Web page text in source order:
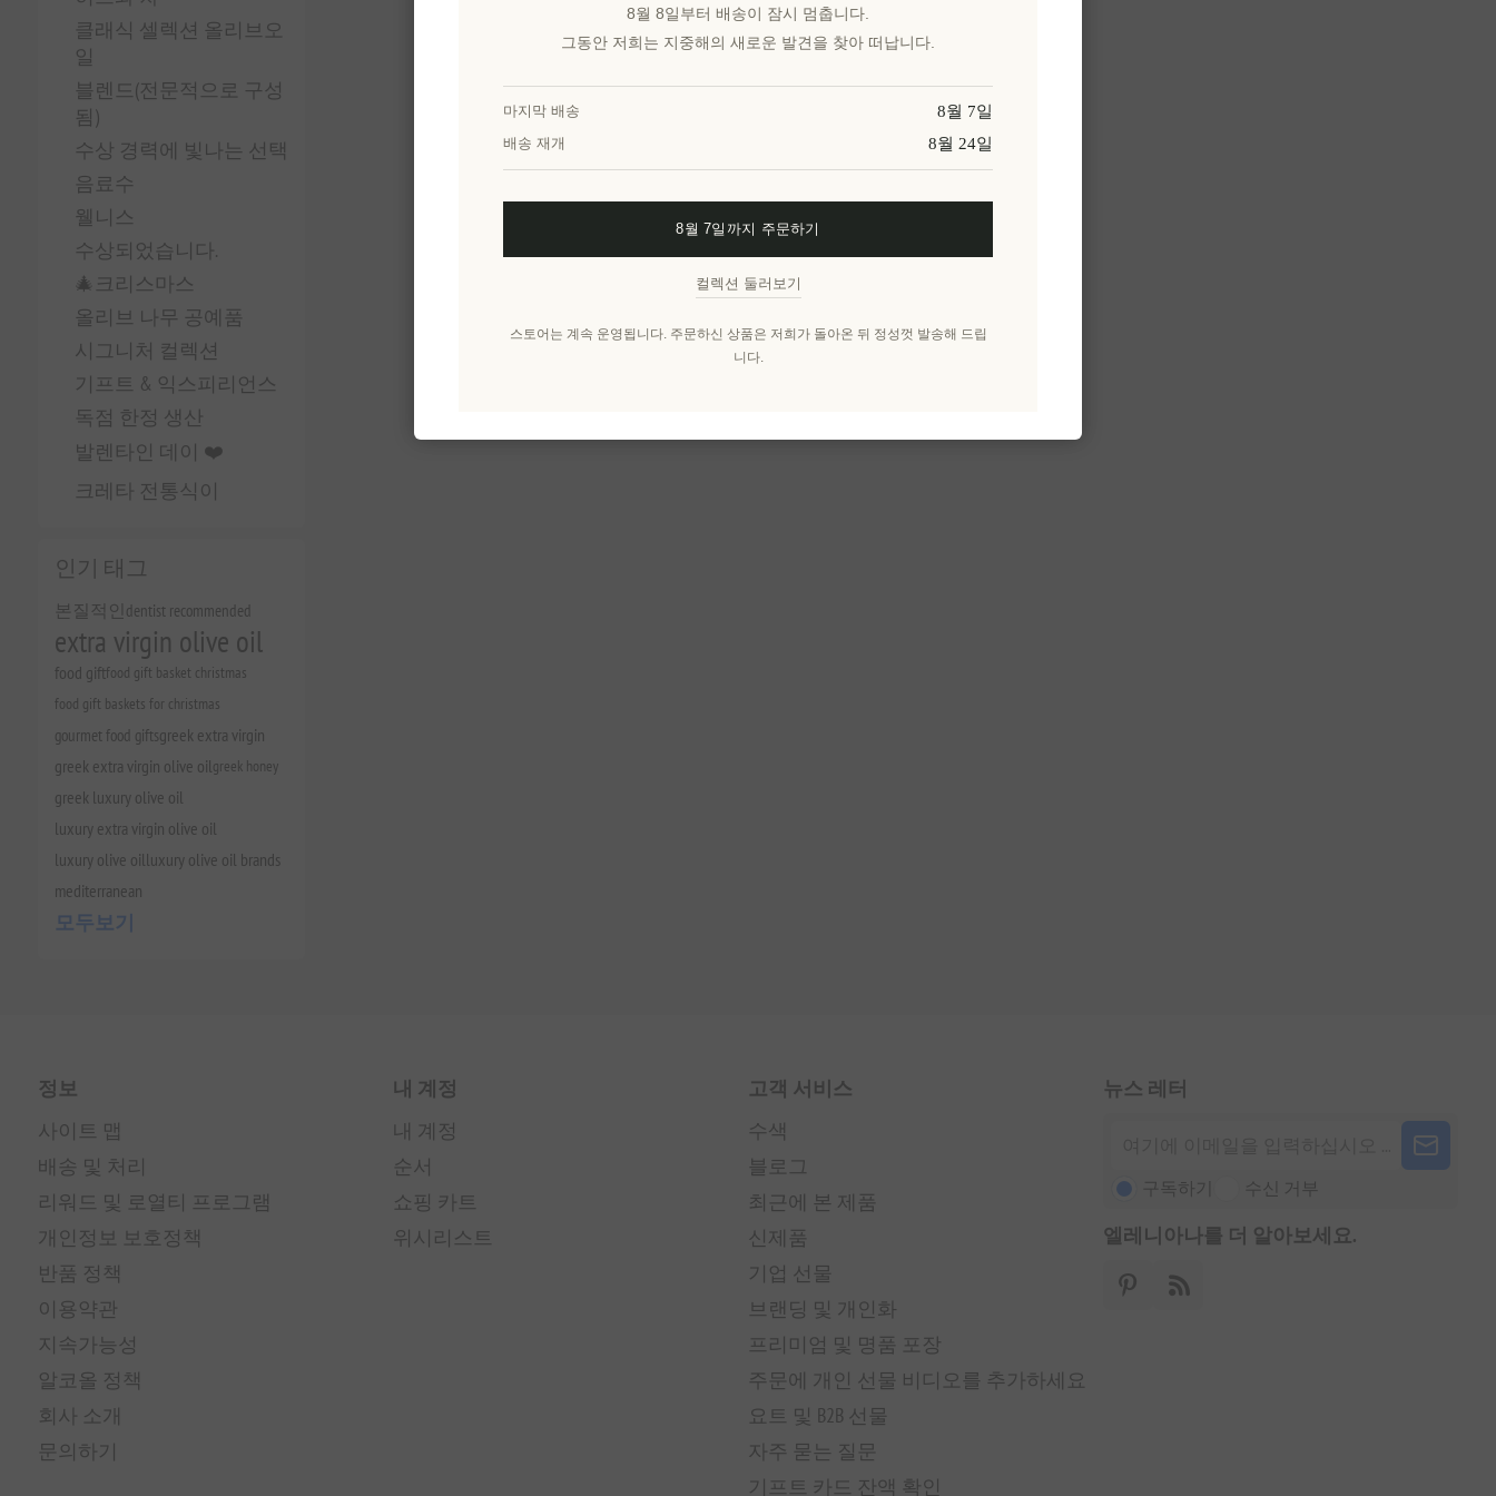
클래식 셀렉션 올리브오
일
블렌드(전문적으로 구성
됨)
수상 경력에 빛나는 선택
음료수
웰니스
수상되었습니다.
🎄크리스마스
올리브 나무 공예품
시그니처 컬렉션
기프트 & 익스피리언스
독점 한정 생산
발렌타인 데이 ❤️
크레타 전통식이
인기 태그
본질적인 dentist recommended
extra virgin olive oil
food giftfood gift basket christmas
food gift baskets for christmas
gourmet food giftsgreek extra virgin
greek extra virgin olive oilgreek honey
greek luxury olive oil
luxury extra virgin olive oil
luxury olive oilluxury olive oil brands
mediterranean
모두보기
정보
사이트 맵
배송 및 처리
리워드 및 로열티 프로그램
개인정보 보호정책
반품 정책
이용약관
지속가능성
알코올 정책
회사 소개
문의하기
내 계정
내 계정
순서
쇼핑 카트
위시리스트
고객 서비스
수색
블로그
최근에 본 제품
신제품
기업 선물
브랜딩 및 개인화
프리미엄 및 명품 포장
주문에 개인 선물 비디오를 추가하세요
요트 및 B2B 선물
자주 묻는 질문
기프트 카드 잔액 확인
뉴스 레터
구독하기 수신 거부
엘레니아나를 더 알아보세요.
8월 8일부터 배송이 잠시 멈춥니다.
그동안 저희는 지중해의 새로운 발견을 찾아 떠납니다.
마지막 배송 8월 7일
배송 재개 8월 24일
8월 7일까지 주문하기
컬렉션 둘러보기
스토어는 계속 운영됩니다. 주문하신 상품은 저희가 돌아온 뒤 정성껏 발송해 드립
니다.